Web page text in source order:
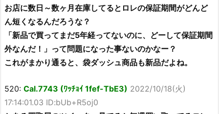
お店に数日～数ヶ月在庫してるとロレの保証期間がどんど
ん短くなるんだろうな？
「新品で買ってまだ5年経ってないのに、どーして保証期間
外なんだ！」って問題になった事ないのかなー？
これがまかり通ると、袋ダッシュ商品も新品だよね。
520: Cal.7743 (ﾜｯﾁｮｲ 1fef-TbE3) 2022/10/18(火)
17:14:01.03 ID:bUb+R5oj0